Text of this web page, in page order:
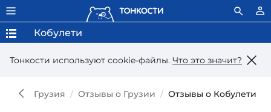
Тонкости используют сookie-файлы. Что это значит?
Кобулети
Грузия Отзывы о Грузии Отзывы о Кобулети